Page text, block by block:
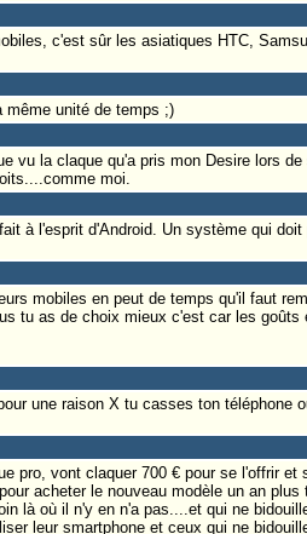
c'est sûr les asiatiques HTC,
même unité de temps ;)
vu la claque qu'a pris mon Desire lors
moi.
à l'esprit d'Android. Un système qui
mobiles en peut de temps qu'il faut
tu as de choix mieux c'est car les goûts
une raison X tu casses ton téléphone
pro, vont claquer 700 € pour se l'offrir et
acheter le nouveau modèle un an
là où il n'y en n'a pas....et qui ne
leur smartphone et ceux qui ne